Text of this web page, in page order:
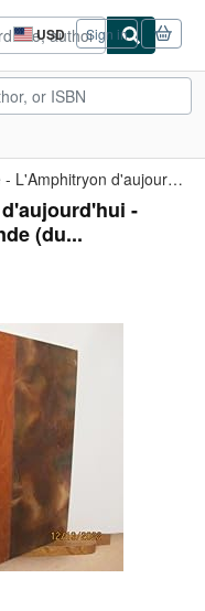
USD
Site
shopping
preferences
Sign in
Gastronomie - L'Amphitryon d'aujourd'hui - Introduction à la vie...
-
(du...